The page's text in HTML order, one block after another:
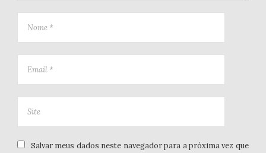
Salvar meus dados neste navegador para a próxima vez que